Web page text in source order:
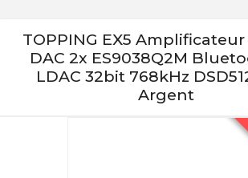
TOPPING EX5
DAC 2x ES9038Q2M
LDAC 32bit 768kHz
Argent